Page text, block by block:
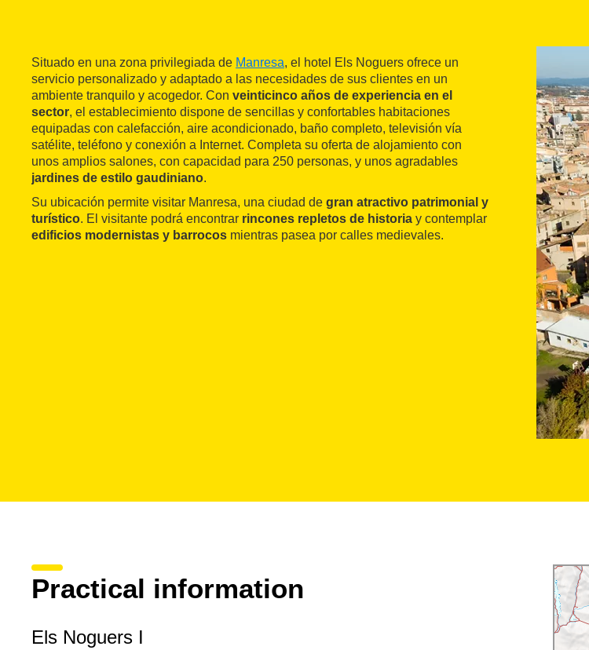
Situado en una zona privilegiada de Manresa, el hotel Els Noguers ofrece un
servicio personalizado y adaptado a las necesidades de sus clientes en un
ambiente tranquilo y acogedor. Con veinticinco años de experiencia en el
sector, el establecimiento dispone de sencillas y confortables habitaciones
equipadas con calefacción, aire acondicionado, baño completo, televisión vía
satélite, teléfono y conexión a Internet. Completa su oferta de alojamiento con
unos amplios salones, con capacidad para 250 personas, y unos agradables
jardines de estilo gaudiniano.
Su ubicación permite visitar Manresa, una ciudad de gran atractivo patrimonial y
turístico. El visitante podrá encontrar rincones repletos de historia y contemplar
edificios modernistas y barrocos mientras pasea por calles medievales.
Practical information
Els Noguers I